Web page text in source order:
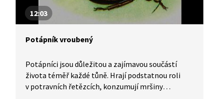
12:03
Potápník vroubený
Potápníci jsou důležitou a zajímavou součástí
života téměř každé tůně. Hrají podstatnou roli
v potravních řetězcích, konzumují mršiny